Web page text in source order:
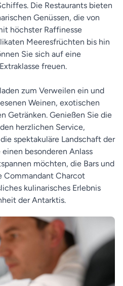
Die Restaurants bieten
Genüssen, die von
höchster Raffinesse
Meeresfrüchten bis hin
Sie sich auf eine
freuen.
zum Verweilen ein und
Weinen, exotischen
Getränken. Genießen Sie die
herzlichen Service,
spektakuläre Landschaft der
besonderen Anlass
möchten, die Bars und
Commandant Charcot
kulinarisches Erlebnis
der Antarktis.